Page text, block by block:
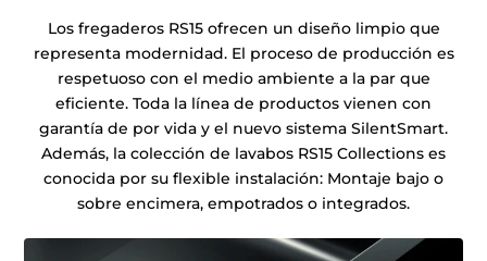
Los fregaderos RS15 ofrecen un diseño limpio que
representa modernidad. El proceso de producción es
respetuoso con el medio ambiente a la par que
eficiente. Toda la línea de productos vienen con
garantía de por vida y el nuevo sistema SilentSmart.
Además, la colección de lavabos RS15 Collections es
conocida por su flexible instalación: Montaje bajo o
sobre encimera, empotrados o integrados.